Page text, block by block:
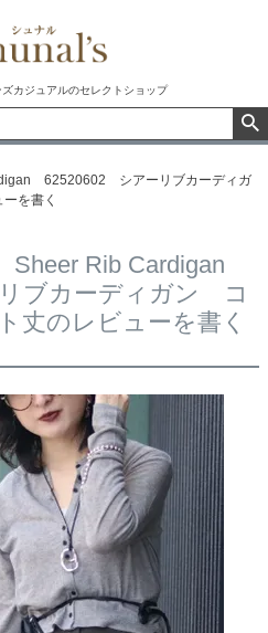
カジュアルのセレクトショップ
62520602 シアーリブカーディガ
を書く
Rib Cardigan
ブカーディガン コ
のレビューを書く